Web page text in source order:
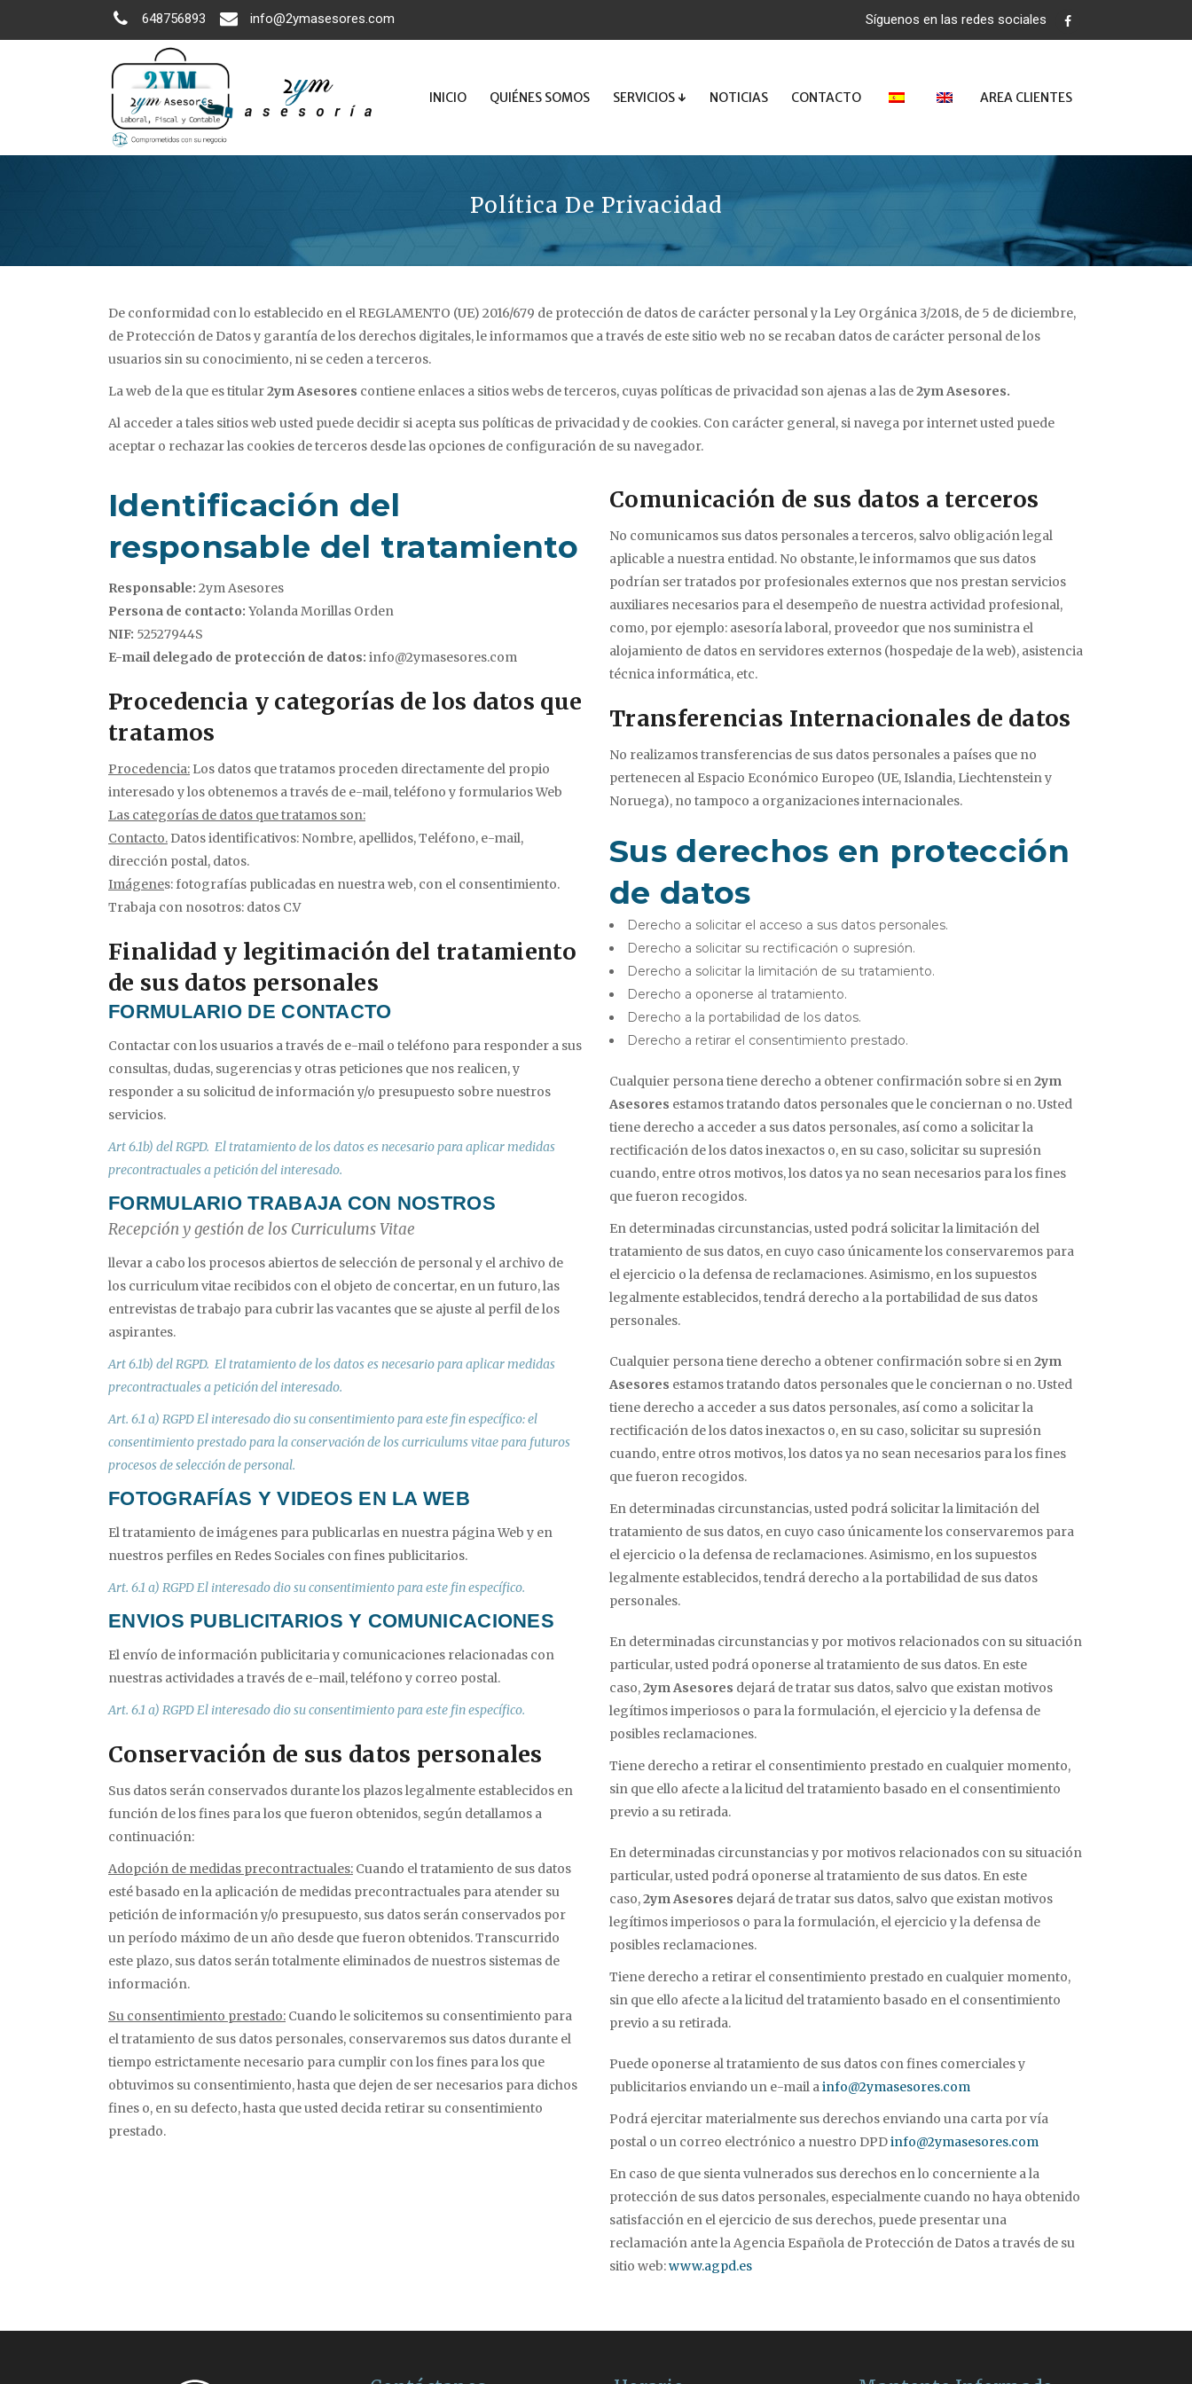
648756893 info@2ymasesores.com Síguenos en las redes sociales
INICIO QUIÉNES SOMOS SERVICIOS ↓ NOTICIAS CONTACTO AREA CLIENTES
Política De Privacidad
De conformidad con lo establecido en el REGLAMENTO (UE) 2016/679 de protección de datos de carácter personal y la Ley Orgánica 3/2018, de 5 de diciembre,
de Protección de Datos y garantía de los derechos digitales, le informamos que a través de este sitio web no se recaban datos de carácter personal de los
usuarios sin su conocimiento, ni se ceden a terceros.
La web de la que es titular2ym Asesores contiene enlaces a sitios webs de terceros, cuyas políticas de privacidad son ajenas a las de2ym Asesores.
Al acceder a tales sitios web usted puede decidir si acepta sus políticas de privacidad y de cookies. Con carácter general, si navega por internet usted puede
aceptar o rechazar las cookies de terceros desde las opciones de configuración de su navegador.
Identificación del
responsable del tratamiento
Responsable: 2ym Asesores
Persona de contacto: Yolanda Morillas Orden
NIF: 52527944S
E-mail delegado de protección de datos: info@2ymasesores.com
Procedencia y categorías de los datos que
tratamos
Procedencia: Los datos que tratamos proceden directamente del propio
interesado y los obtenemos a través de e-mail, teléfono y formularios Web
Las categorías de datos que tratamos son:
Contacto. Datos identificativos: Nombre, apellidos, Teléfono, e-mail,
dirección postal, datos.
Imágenes: fotografías publicadas en nuestra web, con el consentimiento.
Trabaja con nosotros: datos C.V
Finalidad y legitimación del tratamiento
de sus datos personales
FORMULARIO DE CONTACTO
Contactar con los usuarios a través de e-mail o teléfono para responder a sus
consultas, dudas, sugerencias y otras peticiones que nos realicen, y
responder a su solicitud de información y/o presupuesto sobre nuestros
servicios.
Art 6.1b) del RGPD. El tratamiento de los datos es necesario para aplicar medidas
precontractuales a petición del interesado.
FORMULARIO TRABAJA CON NOSTROS
Recepción y gestión de los Curriculums Vitae
llevar a cabo los procesos abiertos de selección de personal y el archivo de
los curriculum vitae recibidos con el objeto de concertar, en un futuro, las
entrevistas de trabajo para cubrir las vacantes que se ajuste al perfil de los
aspirantes.
Art 6.1b) del RGPD. El tratamiento de los datos es necesario para aplicar medidas
precontractuales a petición del interesado.
Art. 6.1 a) RGPD El interesado dio su consentimiento para este fin específico: el
consentimiento prestado para la conservación de los curriculums vitae para futuros
procesos de selección de personal.
FOTOGRAFÍAS Y VIDEOS EN LA WEB
El tratamiento de imágenes para publicarlas en nuestra página Web y en
nuestros perfiles en Redes Sociales con fines publicitarios.
Art. 6.1 a) RGPD El interesado dio su consentimiento para este fin específico.
ENVIOS PUBLICITARIOS Y COMUNICACIONES
El envío de información publicitaria y comunicaciones relacionadas con
nuestras actividades a través de e-mail, teléfono y correo postal.
Art. 6.1 a) RGPD El interesado dio su consentimiento para este fin específico.
Conservación de sus datos personales
Sus datos serán conservados durante los plazos legalmente establecidos en
función de los fines para los que fueron obtenidos, según detallamos a
continuación:
Adopción de medidas precontractuales: Cuando el tratamiento de sus datos
esté basado en la aplicación de medidas precontractuales para atender su
petición de información y/o presupuesto, sus datos serán conservados por
un período máximo de un año desde que fueron obtenidos. Transcurrido
este plazo, sus datos serán totalmente eliminados de nuestros sistemas de
información.
Su consentimiento prestado: Cuando le solicitemos su consentimiento para
el tratamiento de sus datos personales, conservaremos sus datos durante el
tiempo estrictamente necesario para cumplir con los fines para los que
obtuvimos su consentimiento, hasta que dejen de ser necesarios para dichos
fines o, en su defecto, hasta que usted decida retirar su consentimiento
prestado.
Comunicación de sus datos a terceros
No comunicamos sus datos personales a terceros, salvo obligación legal
aplicable a nuestra entidad. No obstante, le informamos que sus datos
podrían ser tratados por profesionales externos que nos prestan servicios
auxiliares necesarios para el desempeño de nuestra actividad profesional,
como, por ejemplo: asesoría laboral, proveedor que nos suministra el
alojamiento de datos en servidores externos (hospedaje de la web), asistencia
técnica informática, etc.
Transferencias Internacionales de datos
No realizamos transferencias de sus datos personales a países que no
pertenecen al Espacio Económico Europeo (UE, Islandia, Liechtenstein y
Noruega), no tampoco a organizaciones internacionales.
Sus derechos en protección
de datos
Derecho a solicitar el acceso a sus datos personales.
Derecho a solicitar su rectificación o supresión.
Derecho a solicitar la limitación de su tratamiento.
Derecho a oponerse al tratamiento.
Derecho a la portabilidad de los datos.
Derecho a retirar el consentimiento prestado.
Cualquier persona tiene derecho a obtener confirmación sobre si en2ym
Asesores estamos tratando datos personales que le conciernan o no. Usted
tiene derecho a acceder a sus datos personales, así como a solicitar la
rectificación de los datos inexactos o, en su caso, solicitar su supresión
cuando, entre otros motivos, los datos ya no sean necesarios para los fines
que fueron recogidos.
En determinadas circunstancias, usted podrá solicitar la limitación del
tratamiento de sus datos, en cuyo caso únicamente los conservaremos para
el ejercicio o la defensa de reclamaciones. Asimismo, en los supuestos
legalmente establecidos, tendrá derecho a la portabilidad de sus datos
personales.
Cualquier persona tiene derecho a obtener confirmación sobre si en2ym
Asesores estamos tratando datos personales que le conciernan o no. Usted
tiene derecho a acceder a sus datos personales, así como a solicitar la
rectificación de los datos inexactos o, en su caso, solicitar su supresión
cuando, entre otros motivos, los datos ya no sean necesarios para los fines
que fueron recogidos.
En determinadas circunstancias, usted podrá solicitar la limitación del
tratamiento de sus datos, en cuyo caso únicamente los conservaremos para
el ejercicio o la defensa de reclamaciones. Asimismo, en los supuestos
legalmente establecidos, tendrá derecho a la portabilidad de sus datos
personales.
En determinadas circunstancias y por motivos relacionados con su situación
particular, usted podrá oponerse al tratamiento de sus datos. En este
caso,2ym Asesores dejará de tratar sus datos, salvo que existan motivos
legítimos imperiosos o para la formulación, el ejercicio y la defensa de
posibles reclamaciones.
Tiene derecho a retirar el consentimiento prestado en cualquier momento,
sin que ello afecte a la licitud del tratamiento basado en el consentimiento
previo a su retirada.
En determinadas circunstancias y por motivos relacionados con su situación
particular, usted podrá oponerse al tratamiento de sus datos. En este
caso,2ym Asesores dejará de tratar sus datos, salvo que existan motivos
legítimos imperiosos o para la formulación, el ejercicio y la defensa de
posibles reclamaciones.
Tiene derecho a retirar el consentimiento prestado en cualquier momento,
sin que ello afecte a la licitud del tratamiento basado en el consentimiento
previo a su retirada.
Puede oponerse al tratamiento de sus datos con fines comerciales y
publicitarios enviando un e-mail ainfo@2ymasesores.com
Podrá ejercitar materialmente sus derechos enviando una carta por vía
postal o un correo electrónico a nuestro DPDinfo@2ymasesores.com
En caso de que sienta vulnerados sus derechos en lo concerniente a la
protección de sus datos personales, especialmente cuando no haya obtenido
satisfacción en el ejercicio de sus derechos, puede presentar una
reclamación ante la Agencia Española de Protección de Datos a través de su
sitio web:www.agpd.es